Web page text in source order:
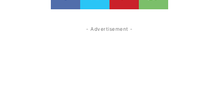
- Advertisement -